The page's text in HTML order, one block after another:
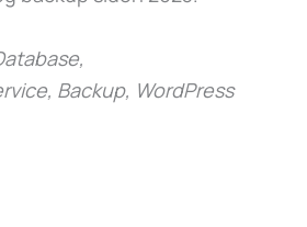
Backup, WordPress